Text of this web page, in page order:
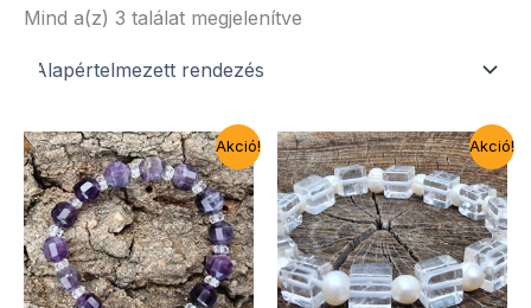
Mind a(z) 3 találat megjelenítve
Akció! Akció!